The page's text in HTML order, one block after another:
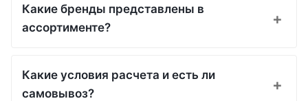
Какие бренды представлены в
ассортименте?
Какие условия расчета и есть ли
самовывоз?